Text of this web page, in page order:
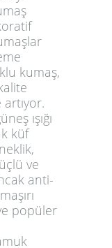
kumaş,
ışığı
küf
ve
anti-
popüler